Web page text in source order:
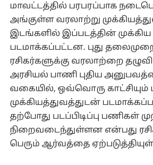
மாவட்டத்தில் பரபரப்பாக
அங்குள்ள வரலாற்று
இடங்களில் இப்படத்தின் முக்கிய
படமாக்கப்பட்டன. புது
ரசிகர்களுக்கு வரலாற்றை
அரசியல் பாணி புதிய
வகையில், ஒவ்வொரு காட்சியும்
முக்கியத்துவத்துடன்
தற்போது படப்பிடிப்பு பணிகள்
நிறைவடைந்துள்ளன என்பது
பெரும் ஆர்வத்தை